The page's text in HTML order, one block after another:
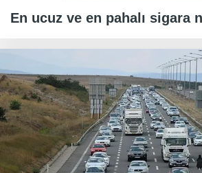
En ucuz ve en pahalı sigara